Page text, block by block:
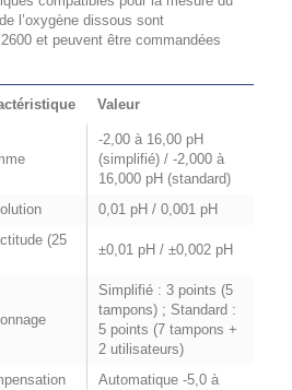
l’oxygène dissous sont
et peuvent être commandées
Valeur
-2,00 à 16,00 pH
(simplifié) / -2,000 à
16,000 pH (standard)
0,01 pH / 0,001 pH
(25
±0,01 pH / ±0,002 pH
Simplifié : 3 points (5
tampons) ; Standard :
5 points (7 tampons +
2 utilisateurs)
Automatique -5,0 à